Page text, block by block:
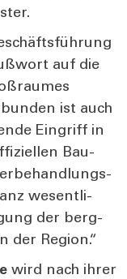
auf die
ist auch
Ein­griff in
Bau­
wesent­li­
der berg­
der Regi­on.“
wird nach ihrer